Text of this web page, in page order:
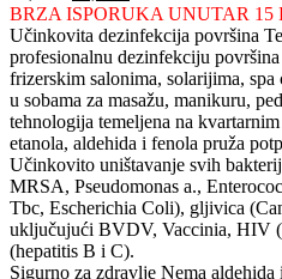
cijena
bila
je:
16,50 €.
cijena
je:
14,85 €.
BRZA ISPORUKA UNUTAR
Učinkovita dezinfekcija površina
profesionalnu dezinfekciju
frizerskim salonima, solarijima,
u sobama za masažu, manikuru,
tehnologija temeljena na
etanola, aldehida i fenola pruža
Učinkovito uništavanje svih
MRSA, Pseudomonas a.,
Tbc, Escherichia Coli), gljivica
uključujući BVDV, Vaccinia,
(hepatitis B i C).
Sigurno za zdravlje Nema